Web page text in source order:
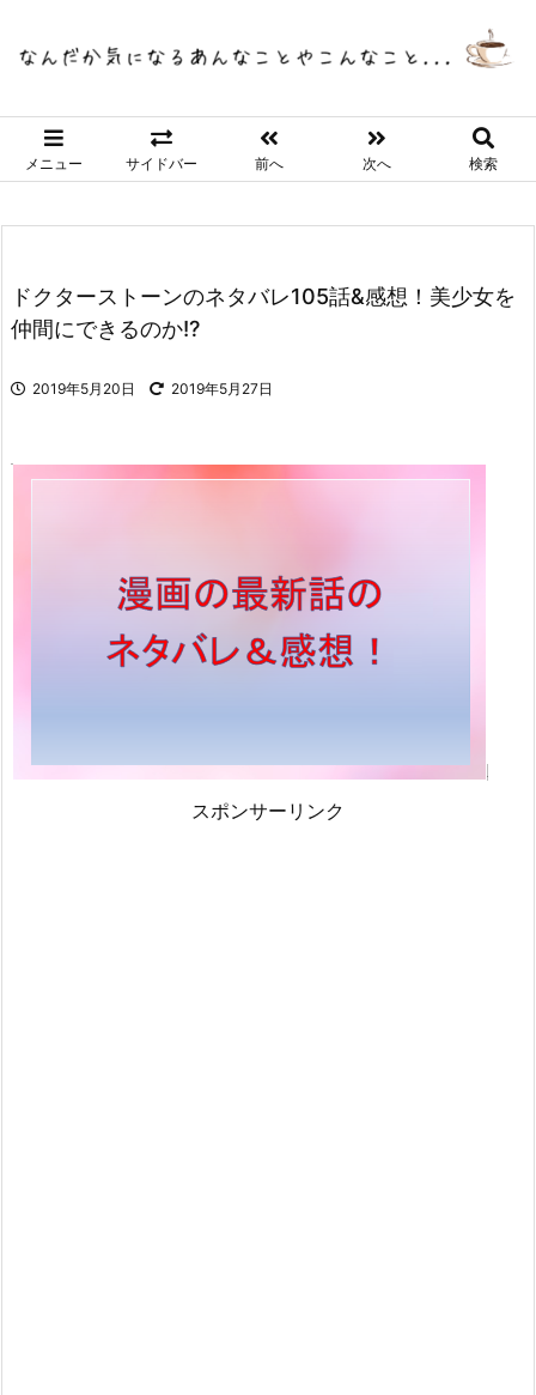
メニュー サイドバー 前へ 次へ 検索
ドクターストーンのネタバレ105話&感想！美少女を
仲間にできるのか!?
2019年5月20日 2019年5月27日
スポンサーリンク